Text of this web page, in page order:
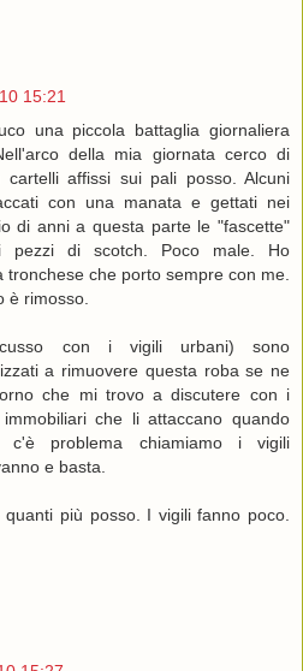
15:21
una piccola battaglia giornaliera
della mia giornata cerco di
cartelli affissi sui pali posso. Alcuni
con una manata e gettati nei
di anni a questa parte le "fascette"
pezzi di scotch. Poco male. Ho
tronchese che porto sempre con me.
è rimosso.
con i vigili urbani) sono
a rimuovere questa roba se ne
che mi trovo a discutere con i
che li attaccano quando
problema chiamiamo i vigili
e basta.
più posso. I vigili fanno poco.